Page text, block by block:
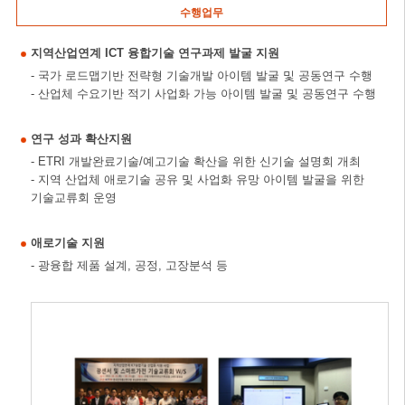
수행업무
지역산업연계 ICT 융합기술 연구과제 발굴 지원
- 국가 로드맵기반 전략형 기술개발 아이템 발굴 및 공동연구 수행
- 산업체 수요기반 적기 사업화 가능 아이템 발굴 및 공동연구 수행
연구 성과 확산지원
- ETRI 개발완료기술/예고기술 확산을 위한 신기술 설명회 개최
- 지역 산업체 애로기술 공유 및 사업화 유망 아이템 발굴을 위한
기술교류회 운영
애로기술 지원
- 광융합 제품 설계, 공정, 고장분석 등